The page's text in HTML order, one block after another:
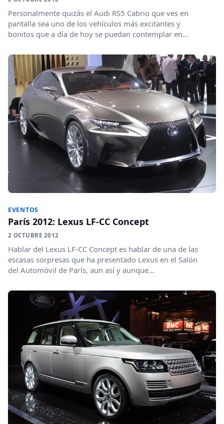
Personalmente quizás el Audi RS5 Cabrio que ves en
pantalla sea uno de los vehículos más excitantes y
bonitos que a día de hoy se puedan contemplar en...
EVENTOS
París 2012: Lexus LF-CC Concept
2 OCTUBRE 2012
Hablar del Lexus LF-CC Concept es hablar de una de las
escasas sorpresas que ha presentado Lexus en el Salón
del Automóvil de París, aun así y aunque...